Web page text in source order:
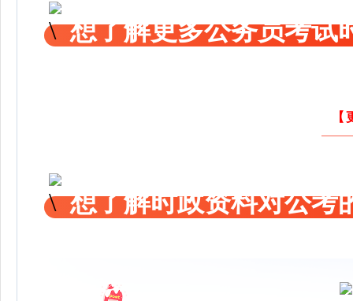
想了解更多公务员考试
想了解时政资料对公考